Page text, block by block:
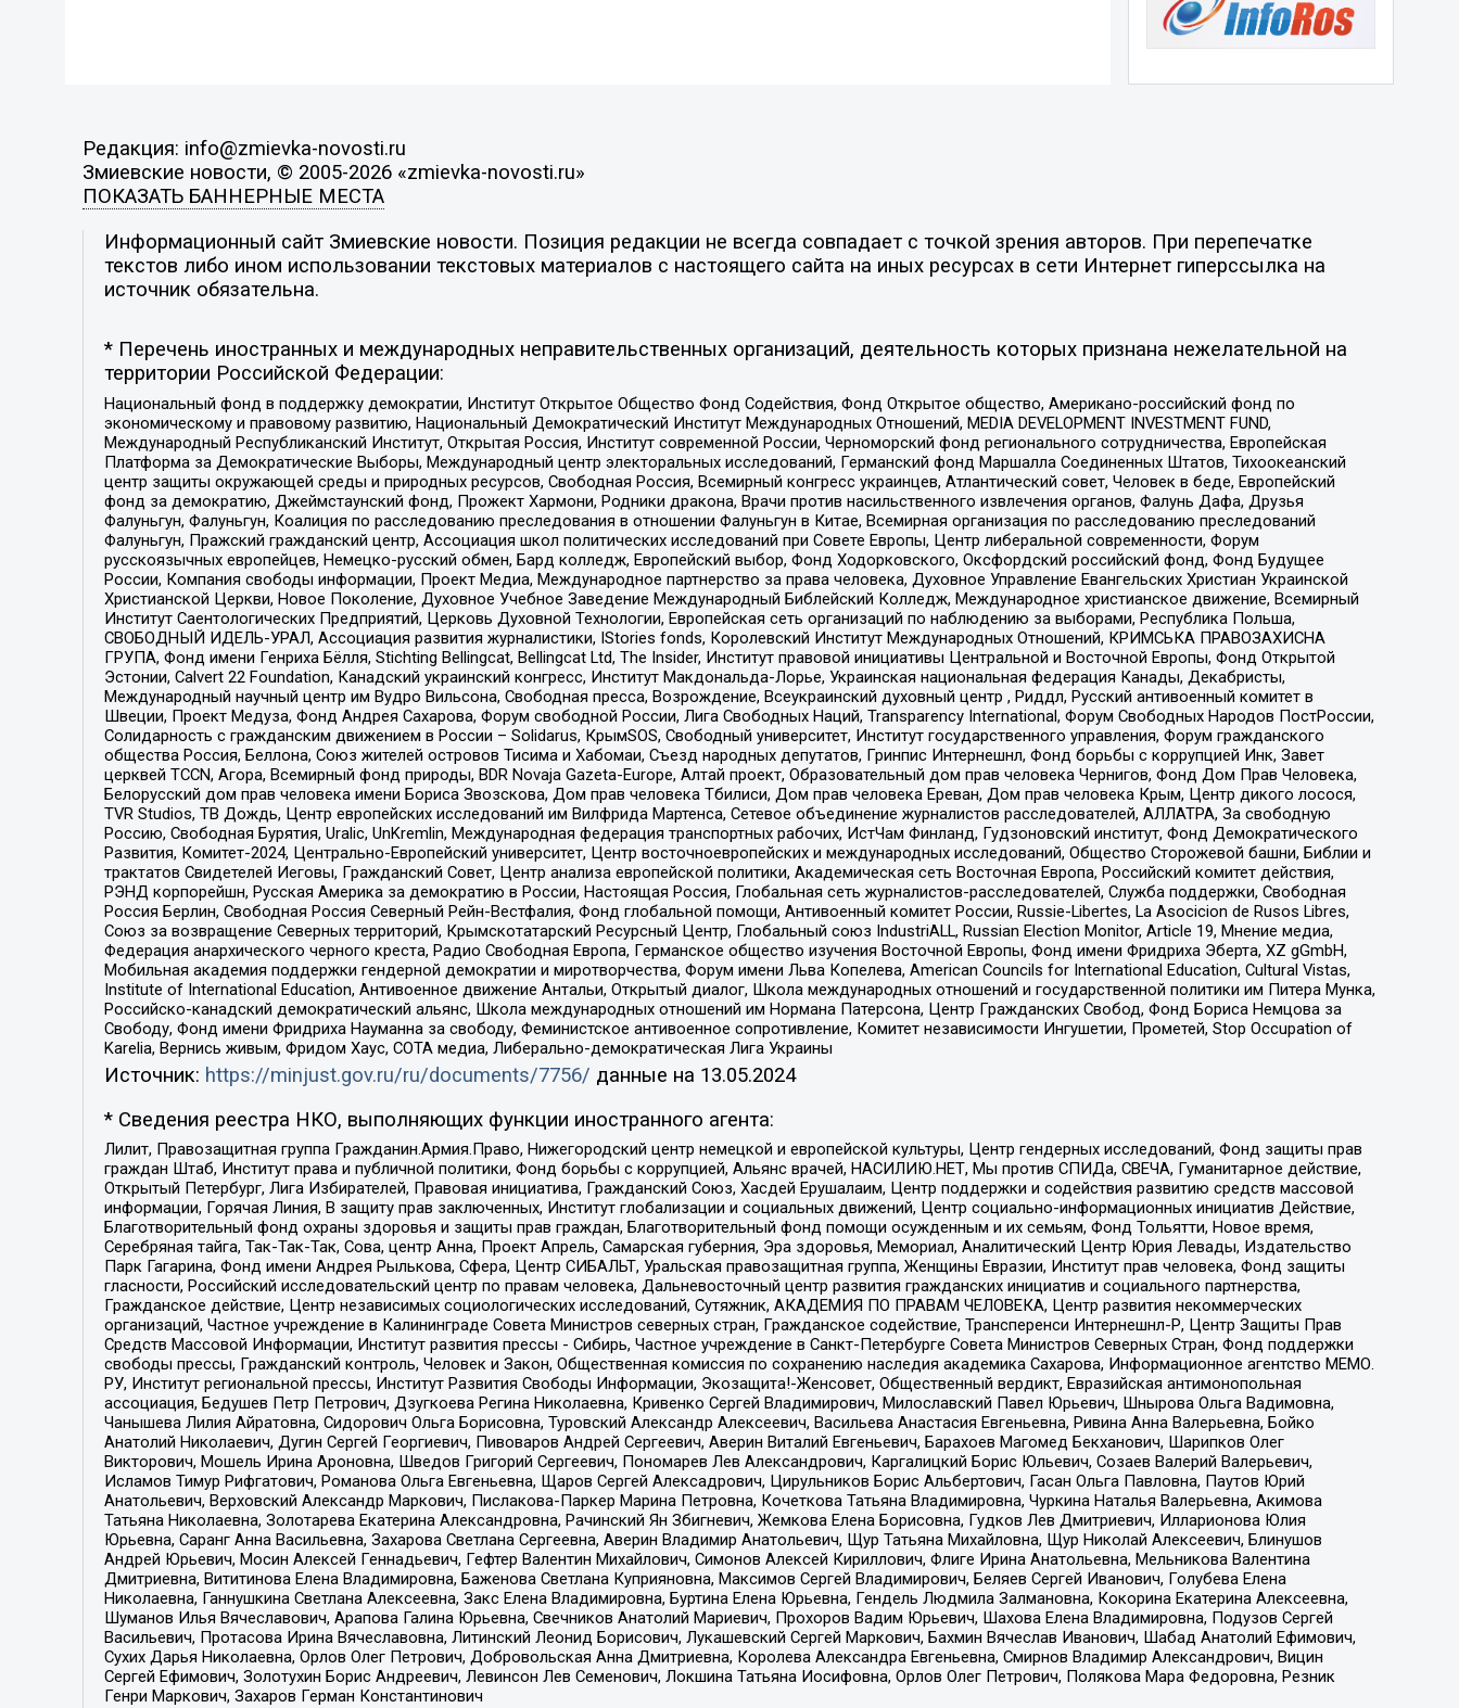
Редакция: info@zmievka-novosti.ru
Змиевские новости, © 2005-2026 «zmievka-novosti.ru»
ПОКАЗАТЬ БАННЕРНЫЕ МЕСТА
Информационный сайт Змиевские новости. Позиция редакции не всегда совпадает с точкой зрения авторов. При перепечатке
текстов либо ином использовании текстовых материалов с настоящего сайта на иных ресурсах в сети Интернет гиперссылка на
источник обязательна.
* Перечень иностранных и международных неправительственных организаций, деятельность которых признана нежелательной на
территории Российской Федерации:
Национальный фонд в поддержку демократии, Институт Открытое Общество Фонд Содействия, Фонд Открытое общество, Американо-российский фонд по
экономическому и правовому развитию, Национальный Демократический Институт Международных Отношений, MEDIA DEVELOPMENT INVESTMENT FUND,
Международный Республиканский Институт, Открытая Россия, Институт современной России, Черноморский фонд регионального сотрудничества, Европейская
Платформа за Демократические Выборы, Международный центр электоральных исследований, Германский фонд Маршалла Соединенных Штатов, Тихоокеанский
центр защиты окружающей среды и природных ресурсов, Свободная Россия, Всемирный конгресс украинцев, Атлантический совет, Человек в беде, Европейский
фонд за демократию, Джеймстаунский фонд, Прожект Хармони, Родники дракона, Врачи против насильственного извлечения органов, Фалунь Дафа, Друзья
Фалуньгун, Фалуньгун, Коалиция по расследованию преследования в отношении Фалуньгун в Китае, Всемирная организация по расследованию преследований
Фалуньгун, Пражский гражданский центр, Ассоциация школ политических исследований при Совете Европы, Центр либеральной современности, Форум
русскоязычных европейцев, Немецко-русский обмен, Бард колледж, Европейский выбор, Фонд Ходорковского, Оксфордский российский фонд, Фонд Будущее
России, Компания свободы информации, Проект Медиа, Международное партнерство за права человека, Духовное Управление Евангельских Христиан Украинской
Христианской Церкви, Новое Поколение, Духовное Учебное Заведение Международный Библейский Колледж, Международное христианское движение, Всемирный
Институт Саентологических Предприятий, Церковь Духовной Технологии, Европейская сеть организаций по наблюдению за выборами, Республика Польша,
СВОБОДНЫЙ ИДЕЛЬ-УРАЛ, Ассоциация развития журналистики, IStories fonds, Королевский Институт Международных Отношений, КРИМСЬКА ПРАВОЗАХИСНА
ГРУПА, Фонд имени Генриха Бёлля, Stichting Bellingcat, Bellingcat Ltd, The Insider, Институт правовой инициативы Центральной и Восточной Европы, Фонд Открытой
Эстонии, Calvert 22 Foundation, Канадский украинский конгресс, Институт Макдональда-Лорье, Украинская национальная федерация Канады, Декабристы,
Международный научный центр им Вудро Вильсона, Свободная пресса, Возрождение, Всеукраинский духовный центр , Риддл, Русский антивоенный комитет в
Швеции, Проект Медуза, Фонд Андрея Сахарова, Форум свободной России, Лига Свободных Наций, Transparеncy International, Форум Свободных Народов ПостРоссии,
Солидарность с гражданским движением в России – Solidarus, КрымSOS, Свободный университет, Институт государственного управления, Форум гражданского
общества Россия, Беллона, Союз жителей островов Тисима и Хабомаи, Съезд народных депутатов, Гринпис Интернешнл, Фонд борьбы с коррупцией Инк, Завет
церквей TCCN, Агора, Всемирный фонд природы, BDR Novaja Gazeta-Europe, Алтай проект, Образовательный дом прав человека Чернигов, Фонд Дом Прав Человека,
Белорусский дом прав человека имени Бориса Звозскова, Дом прав человека Тбилиси, Дом прав человека Ереван, Дом прав человека Крым, Центр дикого лосося,
TVR Studios, ТВ Дождь, Центр европейских исследований им Вилфрида Мартенса, Сетевое объединение журналистов расследователей, АЛЛАТРА, За свободную
Россию, Свободная Бурятия, Uralic, UnKremlin, Международная федерация транспортных рабочих, ИстЧам Финланд, Гудзоновский институт, Фонд Демократического
Развития, Комитет-2024, Центрально-Европейский университет, Центр восточноевропейских и международных исследований, Общество Сторожевой башни, Библии и
трактатов Свидетелей Иеговы, Гражданский Совет, Центр анализа европейской политики, Академическая сеть Восточная Европа, Российский комитет действия,
РЭНД корпорейшн, Русская Америка за демократию в России, Настоящая Россия, Глобальная сеть журналистов-расследователей, Служба поддержки, Свободная
Россия Берлин, Свободная Россия Северный Рейн-Вестфалия, Фонд глобальной помощи, Антивоенный комитет России, Russie-Libertes, La Asocicion de Rusos Libres,
Союз за возвращение Северных территорий, Крымскотатарский Ресурсный Центр, Глобальный союз IndustriALL, Russian Election Monitor, Article 19, Мнение медиа,
Федерация анархического черного креста, Радио Свободная Европа, Германское общество изучения Восточной Европы, Фонд имени Фридриха Эберта, XZ gGmbH,
Мобильная академия поддержки гендерной демократии и миротворчества, Форум имени Льва Копелева, American Councils for International Education, Cultural Vistas,
Institute of International Education, Антивоенное движение Антальи, Открытый диалог, Школа международных отношений и государственной политики им Питера Мунка,
Российско-канадский демократический альянс, Школа международных отношений им Нормана Патерсона, Центр Гражданских Свобод, Фонд Бориса Немцова за
Свободу, Фонд имени Фридриха Науманна за свободу, Феминистское антивоенное сопротивление, Комитет независимости Ингушетии, Прометей, Stop Occupation of
Karelia, Вернись живым, Фридом Хаус, СОТА медиа, Либерально-демократическая Лига Украины
Источник: https://minjust.gov.ru/ru/documents/7756/ данные на 13.05.2024
* Сведения реестра НКО, выполняющих функции иностранного агента:
Лилит, Правозащитная группа Гражданин.Армия.Право, Нижегородский центр немецкой и европейской культуры, Центр гендерных исследований, Фонд защиты прав
граждан Штаб, Институт права и публичной политики, Фонд борьбы с коррупцией, Альянс врачей, НАСИЛИЮ.НЕТ, Мы против СПИДа, СВЕЧА, Гуманитарное действие,
Открытый Петербург, Лига Избирателей, Правовая инициатива, Гражданский Союз, Хасдей Ерушалаим, Центр поддержки и содействия развитию средств массовой
информации, Горячая Линия, В защиту прав заключенных, Институт глобализации и социальных движений, Центр социально-информационных инициатив Действие,
Благотворительный фонд охраны здоровья и защиты прав граждан, Благотворительный фонд помощи осужденным и их семьям, Фонд Тольятти, Новое время,
Серебряная тайга, Так-Так-Так, Сова, центр Анна, Проект Апрель, Самарская губерния, Эра здоровья, Мемориал, Аналитический Центр Юрия Левады, Издательство
Парк Гагарина, Фонд имени Андрея Рылькова, Сфера, Центр СИБАЛЬТ, Уральская правозащитная группа, Женщины Евразии, Институт прав человека, Фонд защиты
гласности, Российский исследовательский центр по правам человека, Дальневосточный центр развития гражданских инициатив и социального партнерства,
Гражданское действие, Центр независимых социологических исследований, Сутяжник, АКАДЕМИЯ ПО ПРАВАМ ЧЕЛОВЕКА, Центр развития некоммерческих
организаций, Частное учреждение в Калининграде Совета Министров северных стран, Гражданское содействие, Трансперенси Интернешнл-Р, Центр Защиты Прав
Средств Массовой Информации, Институт развития прессы - Сибирь, Частное учреждение в Санкт-Петербурге Совета Министров Северных Стран, Фонд поддержки
свободы прессы, Гражданский контроль, Человек и Закон, Общественная комиссия по сохранению наследия академика Сахарова, Информационное агентство МЕМО.
РУ, Институт региональной прессы, Институт Развития Свободы Информации, Экозащита!-Женсовет, Общественный вердикт, Евразийская антимонопольная
ассоциация, Бедушев Петр Петрович, Дзугкоева Регина Николаевна, Кривенко Сергей Владимирович, Милославский Павел Юрьевич, Шнырова Ольга Вадимовна,
Чанышева Лилия Айратовна, Сидорович Ольга Борисовна, Туровский Александр Алексеевич, Васильева Анастасия Евгеньевна, Ривина Анна Валерьевна, Бойко
Анатолий Николаевич, Дугин Сергей Георгиевич, Пивоваров Андрей Сергеевич, Аверин Виталий Евгеньевич, Барахоев Магомед Бекханович, Шарипков Олег
Викторович, Мошель Ирина Ароновна, Шведов Григорий Сергеевич, Пономарев Лев Александрович, Каргалицкий Борис Юльевич, Созаев Валерий Валерьевич,
Исламов Тимур Рифгатович, Романова Ольга Евгеньевна, Щаров Сергей Алексадрович, Цирульников Борис Альбертович, Гасан Ольга Павловна, Паутов Юрий
Анатольевич, Верховский Александр Маркович, Пислакова-Паркер Марина Петровна, Кочеткова Татьяна Владимировна, Чуркина Наталья Валерьевна, Акимова
Татьяна Николаевна, Золотарева Екатерина Александровна, Рачинский Ян Збигневич, Жемкова Елена Борисовна, Гудков Лев Дмитриевич, Илларионова Юлия
Юрьевна, Саранг Анна Васильевна, Захарова Светлана Сергеевна, Аверин Владимир Анатольевич, Щур Татьяна Михайловна, Щур Николай Алексеевич, Блинушов
Андрей Юрьевич, Мосин Алексей Геннадьевич, Гефтер Валентин Михайлович, Симонов Алексей Кириллович, Флиге Ирина Анатольевна, Мельникова Валентина
Дмитриевна, Вититинова Елена Владимировна, Баженова Светлана Куприяновна, Максимов Сергей Владимирович, Беляев Сергей Иванович, Голубева Елена
Николаевна, Ганнушкина Светлана Алексеевна, Закс Елена Владимировна, Буртина Елена Юрьевна, Гендель Людмила Залмановна, Кокорина Екатерина Алексеевна,
Шуманов Илья Вячеславович, Арапова Галина Юрьевна, Свечников Анатолий Мариевич, Прохоров Вадим Юрьевич, Шахова Елена Владимировна, Подузов Сергей
Васильевич, Протасова Ирина Вячеславовна, Литинский Леонид Борисович, Лукашевский Сергей Маркович, Бахмин Вячеслав Иванович, Шабад Анатолий Ефимович,
Сухих Дарья Николаевна, Орлов Олег Петрович, Добровольская Анна Дмитриевна, Королева Александра Евгеньевна, Смирнов Владимир Александрович, Вицин
Сергей Ефимович, Золотухин Борис Андреевич, Левинсон Лев Семенович, Локшина Татьяна Иосифовна, Орлов Олег Петрович, Полякова Мара Федоровна, Резник
Генри Маркович, Захаров Герман Константинович